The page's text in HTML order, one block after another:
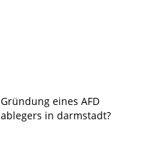
Gründung eines AFD
ablegers in darmstadt?